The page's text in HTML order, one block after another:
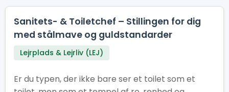
sans for orden og ansvar Du har måske humor
nok til at gøre skraldearbejde til en fest!
Sanitets- & Toiletchef – Stillingen for dig
med stålmave og guldstandarder
Lejrplads & Lejrliv (LEJ)
Er du typen, der ikke bare ser et toilet som et